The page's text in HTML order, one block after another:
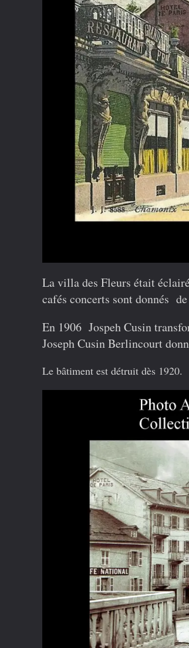
La villa des Fleurs était
cafés concerts sont donnés
En 1906 Jospeh Cusin
Joseph Cusin Berlincourt
Le bâtiment est détruit dès 1920.